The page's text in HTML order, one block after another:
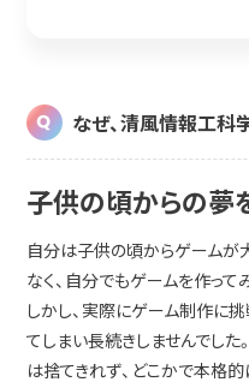
なぜ、清風情報工科
子供の頃からの夢
自分は子供の頃からゲームが
なく、自分でもゲームを作って
しかし、実際にゲーム制作に
てしまい長続きしませんでし
は捨てきれず、どこかで本格